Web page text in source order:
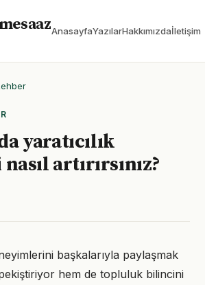
AnasayfaYazılarHakkımızdaİletişim
yaratıcılık
artırırsınız?
başkalarıyla paylaşmak
hem de topluluk bilincini